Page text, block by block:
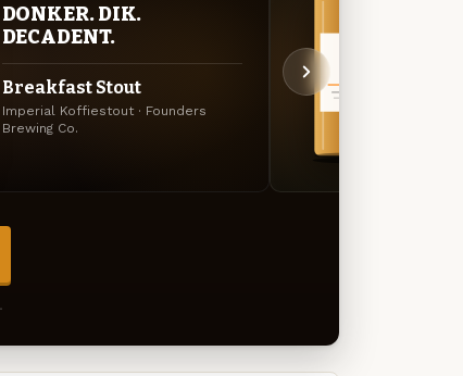
DONKER. DIK.
DECADENT.
Breakfast Stout
Imperial Koffiestout · Founders
Brewing Co.